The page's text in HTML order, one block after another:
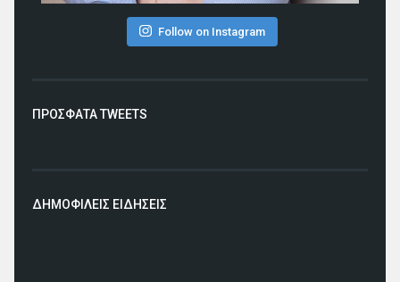
Follow on Instagram
ΠΡΟΣΦΑΤΑ TWEETS
ΔΗΜΟΦΙΛΕΙΣ ΕΙΔΗΣΕΙΣ